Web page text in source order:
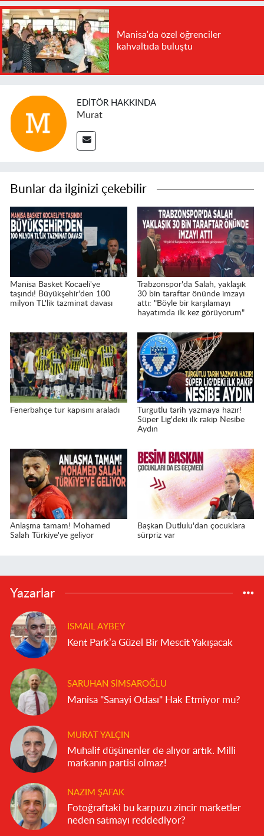
Manisa'da özel öğrenciler
kahvaltıda buluştu
EDITÖR HAKKINDA
Murat
Bunlar da ilginizi çekebilir
Manisa Basket Kocaeli'ye
taşındı! Büyükşehir'den 100
milyon TL'lik tazminat davası
Trabzonspor'da Salah, yaklaşık
30 bin taraftar önünde imzayı
attı: "Böyle bir karşılamayı
hayatımda ilk kez görüyorum"
Fenerbahçe tur kapısını araladı
Turgutlu tarih yazmaya hazır!
Süper Lig'deki ilk rakip Nesibe
Aydın
Anlaşma tamam! Mohamed
Salah Türkiye'ye geliyor
Başkan Dutlulu'dan çocuklara
sürpriz var
Yazarlar
İSMAIL AYBEY
Kent Park’a Güzel Bir Mescit Yakışacak
SARUHAN SIMSAROĞLU
Manisa "Sanayi Odası" Hak Etmiyor mu?
MURAT YALÇIN
Muhalif düşünenler de alıyor artık. Milli
markanın partisi olmaz!
NAZIM ŞAFAK
Fotoğraftaki bu karpuzu zincir marketler
neden satmayı reddediyor?